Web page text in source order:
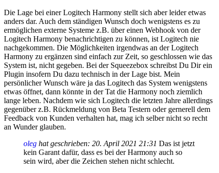
Die Lage bei einer Logitech Harmony stellt sich aber leider etwas
anders dar. Auch dem ständigen Wunsch doch wenigstens es zu
ermöglichen externe Systeme z.B. über einen Webhook von der
Logitech Harmony benachrichtigen zu können, ist Logitech nie
nachgekommen. Die Möglichkeiten irgendwas an der Logitech
Harmony zu ergänzen sind einfach zur Zeit, so geschlossen wie das
System ist, nicht gegeben. Bei der Squeezebox schreibst Du Dir ein
Plugin insofern Du dazu technisch in der Lage bist. Mein
persönlicher Wunsch wäre ja das Logitech das System wenigstens
etwas öffnet, dann könnte in der Tat die Harmony noch ziemlich
lange leben. Nachdem wie sich Logitech die letzten Jahre allerdings
gegenüber z.B. Rückmeldung von Beta Testern oder gernerell dem
Feedback von Kunden verhalten hat, mag ich selber nicht so recht
an Wunder glauben.
oleg hat geschrieben: 20. April 2021 21:31 Das ist jetzt
kein Garant dafür, dass es bei der Harmony auch so
sein wird, aber die Zeichen stehen nicht schlecht.